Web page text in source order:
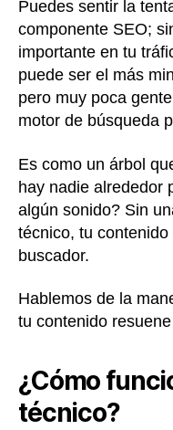
Puedes sentir la
componente SEO;
importante en tu
puede ser el más
pero muy poca
motor de búsqueda
Es como un árbol
hay nadie alrededor
algún sonido? Sin
técnico, tu
buscador.
Hablemos de la
tu contenido
¿Cómo
técnico?